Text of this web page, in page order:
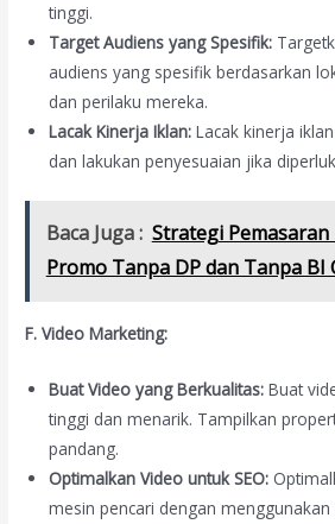
tinggi.
Target Audiens yang Spesifik:
audiens yang spesifik berdasarkan
dan perilaku mereka.
Lacak Kinerja Iklan: Lacak kinerja
dan lakukan penyesuaian jika
Baca Juga : Strategi
Promo Tanpa DP dan Tanpa BI
F. Video Marketing:
Buat Video yang Berkualitas: Buat
tinggi dan menarik. Tampilkan
pandang.
Optimalkan Video untuk SEO:
mesin pencari dengan menggunakan